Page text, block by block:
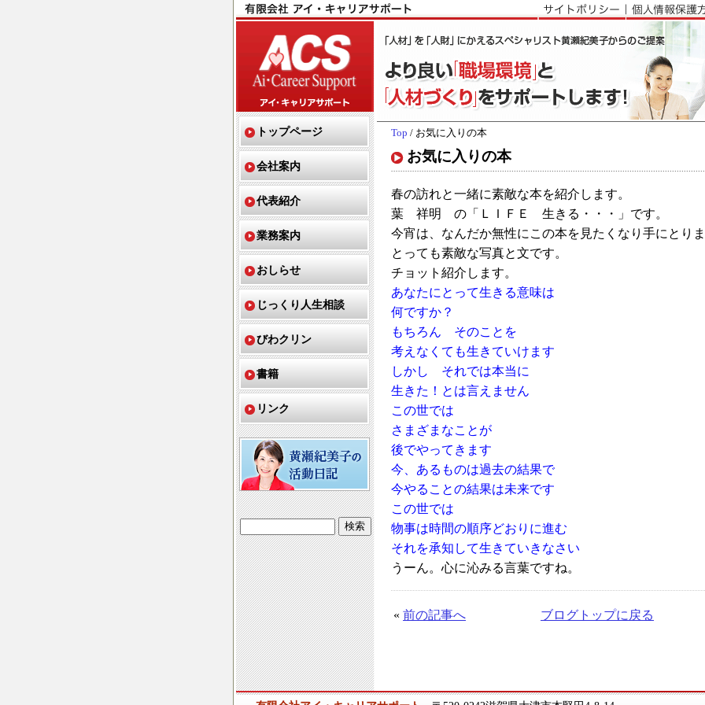
Top / お気に入りの本
お気に入りの本
春の訪れと一緒に素敵な本を紹介します。
葉 祥明 の「ＬＩＦＥ 生きる・・・」です。
今宵は、なんだか無性にこの本を見たくなり手にとり
とっても素敵な写真と文です。
チョット紹介します。
あなたにとって生きる意味は
何ですか？
もちろん そのことを
考えなくても生きていけます
しかし それでは本当に
生きた！とは言えません
この世では
さまざまなことが
後でやってきます
今、あるものは過去の結果で
今やることの結果は未来です
この世では
物事は時間の順序どおりに進む
それを承知して生きていきなさい
うーん。心に沁みる言葉ですね。
« 前の記事へ ブログトップに戻る
トップページ
会社案内
代表紹介
業務案内
おしらせ
じっくり人生相談
びわクリン
書籍
リンク